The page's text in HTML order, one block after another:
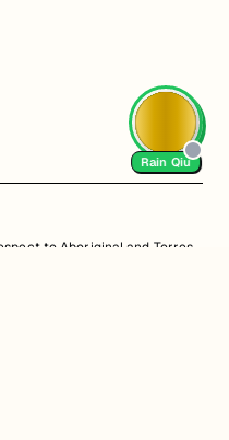
to Aboriginal and Torres
AI Tutor